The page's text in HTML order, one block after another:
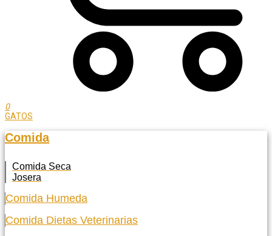
0
GATOS
Comida
Comida Seca
Josera
Comida Humeda
Comida Dietas Veterinarias